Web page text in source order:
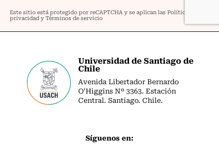
Universidad de Santiago de
Chile
Avenida Libertador Bernardo
O’Higgins Nº 3363. Estación
Central. Santiago. Chile.
Síguenos en: